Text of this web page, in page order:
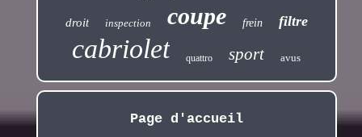
droit inspection coupe frein filtre
cabriolet quattro sport avus
Page d'accueil